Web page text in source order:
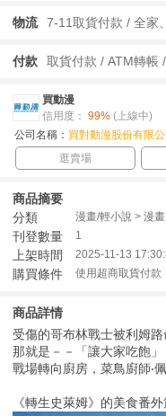
物流
付款 取貨付款 / ATM轉帳
買動漫
信用度： 99% (上線中)
公司名稱： 買對動漫股份有限公
逛賣場
商品摘要
分類
漫畫/輕小說 > 漫
刊登數量 1
上架時間 2025-11-13
購買條件 使用超商取貨付
商品詳情
受傷的哥布林戰士被利姆
那就是－－「讓大家吃飽」
戰場轉向廚房，菜鳥廚師‧
《轉生史萊姆》的美食番